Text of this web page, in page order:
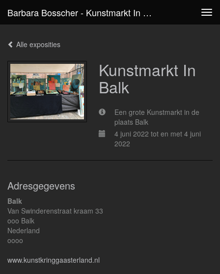
Barbara Bosscher - Kunstmarkt In Balk
Alle exposities
Kunstmarkt In
Balk
Een grote Kunstmarkt in de
plaats Balk
4 juni 2022 tot en met 4 juni
2022
Adresgegevens
Balk
Van Swinderenstraat kraam 33
ooo Balk
Nederland
oooo
www.kunstkringgaasterland.nl